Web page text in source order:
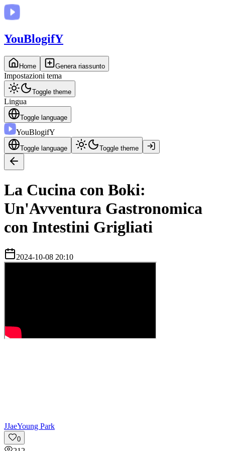
YouBlogifY
Home Genera riassunto
Impostazioni tema
Toggle theme
Lingua
Toggle language
YouBlogifY
Toggle language Toggle theme
La Cucina con Boki:
Un'Avventura Gastronomica
con Intestini Grigliati
2024-10-08 20:10
JJaeYoung Park
0